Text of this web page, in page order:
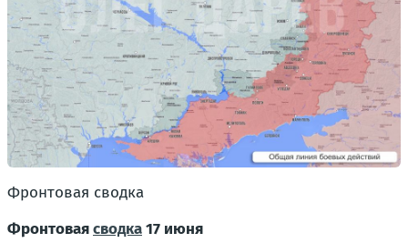
Фронтовая сводка
Фронтоваясводка17 июня